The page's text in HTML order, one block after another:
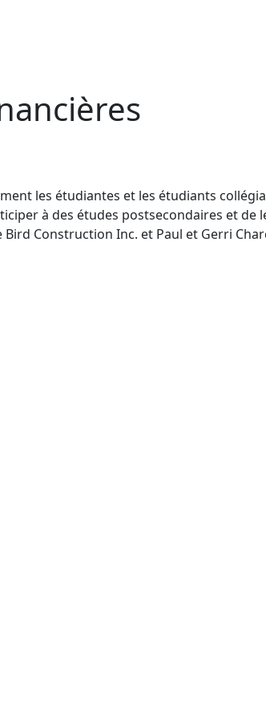
les étudiantes et les étudiants
à des études postsecondaires et
Construction Inc. et Paul et Gerri